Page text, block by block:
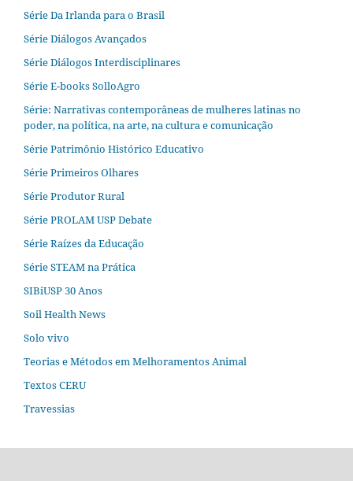
Série Da Irlanda para o Brasil
Série Diálogos Avançados
Série Diálogos Interdisciplinares
Série E-books SolloAgro
Série: Narrativas contemporâneas de mulheres latinas no
poder, na política, na arte, na cultura e comunicação
Série Patrimônio Histórico Educativo
Série Primeiros Olhares
Série Produtor Rural
Série PROLAM USP Debate
Série Raízes da Educação
Série STEAM na Prática
SIBiUSP 30 Anos
Soil Health News
Solo vivo
Teorias e Métodos em Melhoramentos Animal
Textos CERU
Travessias